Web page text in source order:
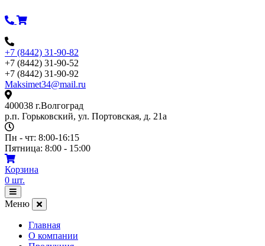
к
+7 (8442) 31-90-82
+7 (8442) 31-90-52
+7 (8442) 31-90-92
Maksimet34@mail.ru
400038 г.Волгоград
р.п. Горьковский, ул. Портовская, д. 21а
Пн - чт: 8:00-16:15
Пятница: 8:00 - 15:00
Корзина
0 шт.
Открыть
меню
Меню
Главная
О компании